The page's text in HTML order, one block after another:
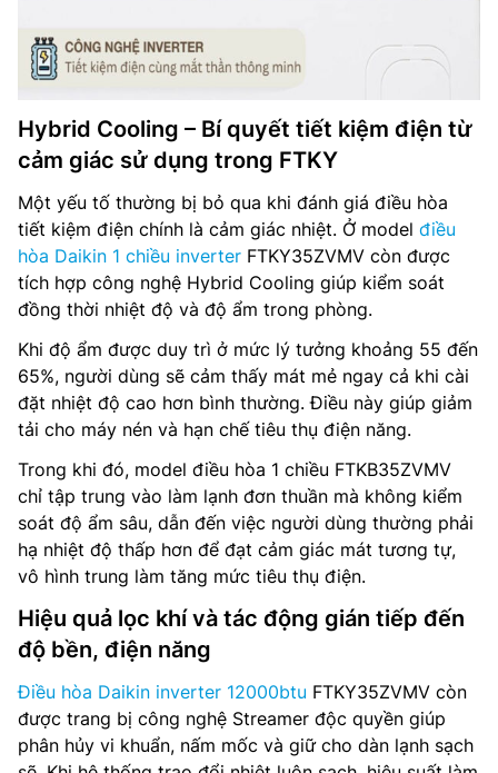
Hybrid Cooling – Bí quyết tiết kiệm điện từ
cảm giác sử dụng trong FTKY
Một yếu tố thường bị bỏ qua khi đánh giá điều hòa
tiết kiệm điện chính là cảm giác nhiệt. Ở model điều
hòa Daikin 1 chiều inverter FTKY35ZVMV còn được
tích hợp công nghệ Hybrid Cooling giúp kiểm soát
đồng thời nhiệt độ và độ ẩm trong phòng.
Khi độ ẩm được duy trì ở mức lý tưởng khoảng 55 đến
65%, người dùng sẽ cảm thấy mát mẻ ngay cả khi cài
đặt nhiệt độ cao hơn bình thường. Điều này giúp giảm
tải cho máy nén và hạn chế tiêu thụ điện năng.
Trong khi đó, model điều hòa 1 chiều FTKB35ZVMV
chỉ tập trung vào làm lạnh đơn thuần mà không kiểm
soát độ ẩm sâu, dẫn đến việc người dùng thường phải
hạ nhiệt độ thấp hơn để đạt cảm giác mát tương tự,
vô hình trung làm tăng mức tiêu thụ điện.
Hiệu quả lọc khí và tác động gián tiếp đến
độ bền, điện năng
Điều hòa Daikin inverter 12000btu FTKY35ZVMV còn
được trang bị công nghệ Streamer độc quyền giúp
phân hủy vi khuẩn, nấm mốc và giữ cho dàn lạnh sạch